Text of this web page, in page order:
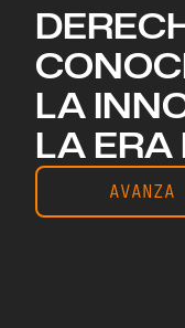
LA
LA ERA